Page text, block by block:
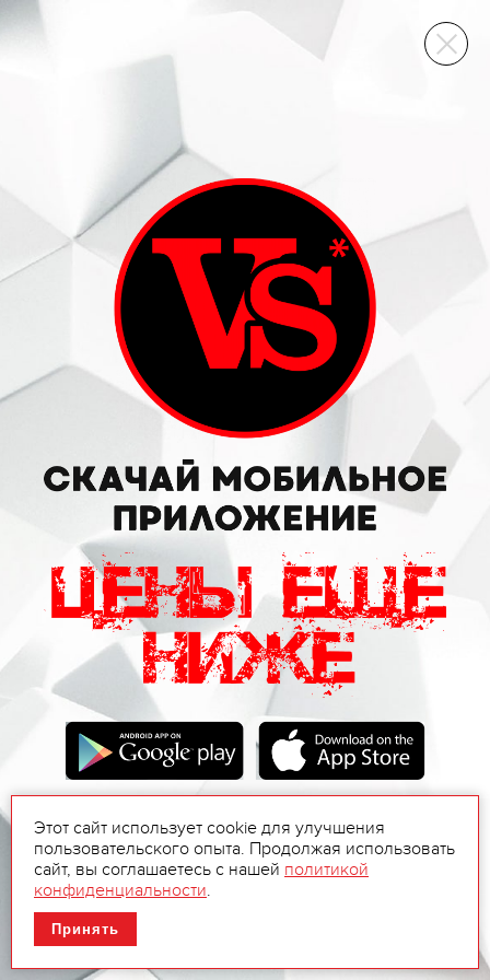
ВИННЫЙ СКЛАД
Этот сайт использует cookie для улучшения
пользовательского опыта. Продолжая использовать
сайт, вы соглашаетесь с нашей политикой
конфиденциальности.
Принять